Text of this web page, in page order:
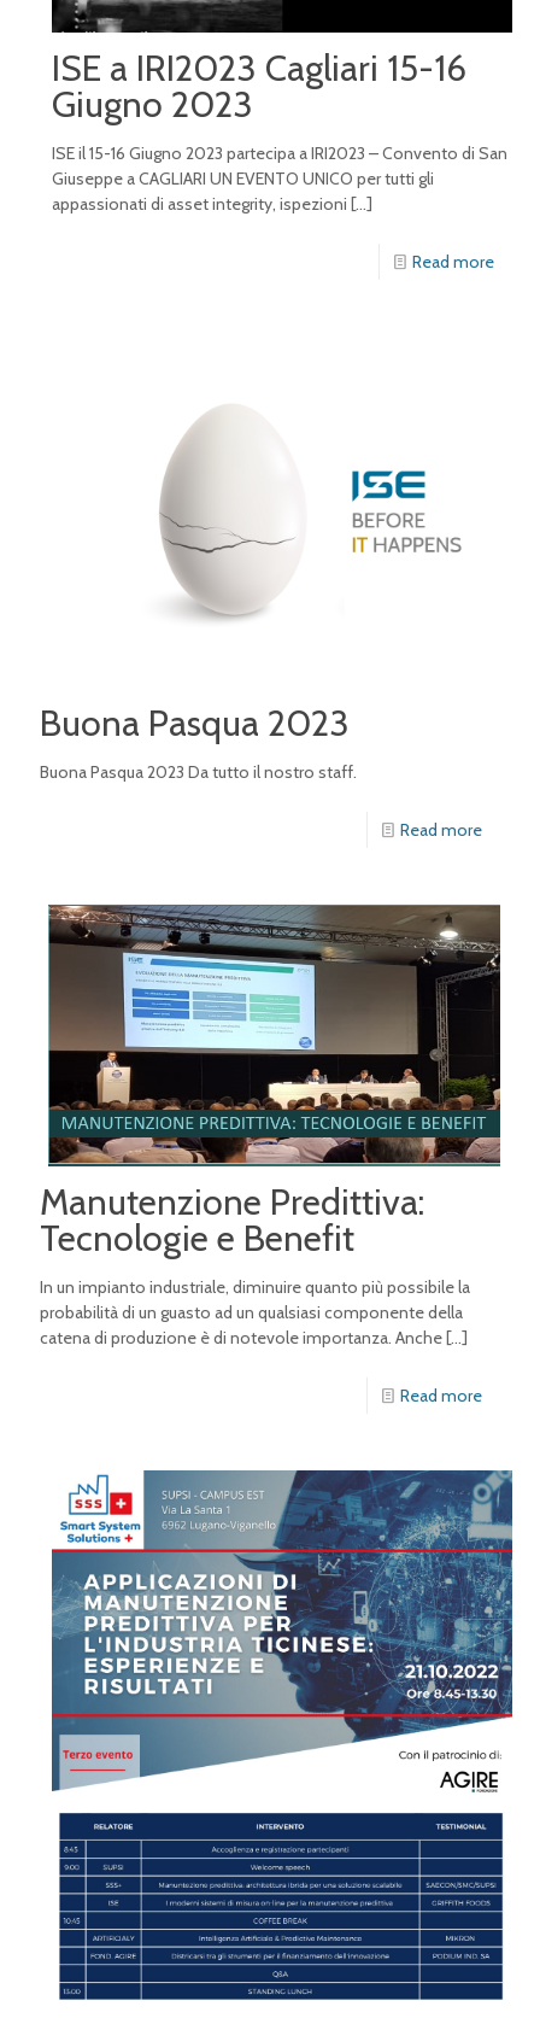
ISE a IRI2023 Cagliari 15-16
Giugno 2023
ISE il 15-16 Giugno 2023 partecipa a IRI2023 – Convento di San
Giuseppe a CAGLIARI UN EVENTO UNICO per tutti gli
appassionati di asset integrity, ispezioni […]
Read more
Buona Pasqua 2023
Buona Pasqua 2023 Da tutto il nostro staff.
Read more
Manutenzione Predittiva:
Tecnologie e Benefit
In un impianto industriale, diminuire quanto più possibile la
probabilità di un guasto ad un qualsiasi componente della
catena di produzione è di notevole importanza. Anche[…]
Read more